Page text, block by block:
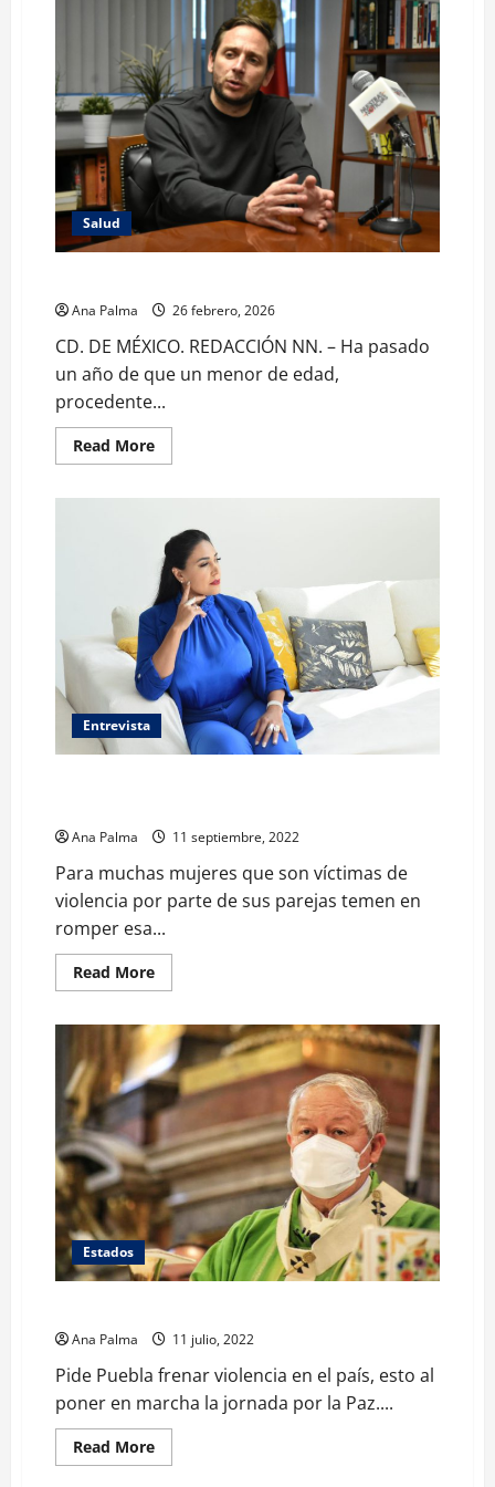
Salud
Ana Palma 26 febrero, 2026
CD. DE MÉXICO. REDACCIÓN NN. – Ha pasado
un año de que un menor de edad,
procedente...
Read MoreRead
more
para
frenar
Sarampión:
Salud
Entrevista
Ana Palma 11 septiembre, 2022
Para muchas mujeres que son víctimas de
violencia por parte de sus parejas temen en
romper esa...
Read MoreRead
more
se
puede
salir
de
la
violencia
contra
las
mujeres.
Hay
opciones
Estados
Ana Palma 11 julio, 2022
Pide Puebla frenar violencia en el país, esto al
poner en marcha la jornada por la Paz....
Read MoreRead
more